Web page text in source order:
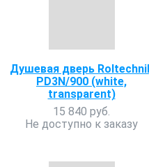
Душевая дверь
PD3N/900 (white,
transparent)
15 840 руб.
Не доступно к заказу